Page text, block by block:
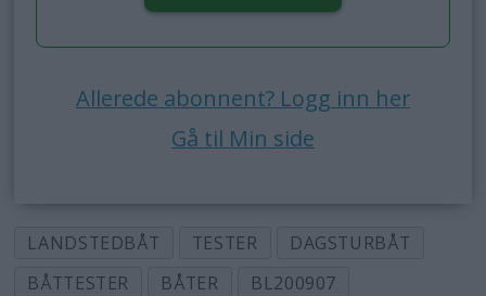
Allerede abonnent? Logg inn her
Gå til Min side
LANDSTEDBÅT TESTER
DAGSTURBÅT
BÅTTESTER
BÅTER
BL200907